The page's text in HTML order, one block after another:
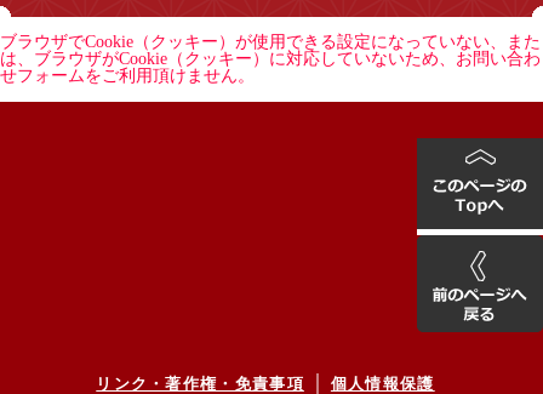
ブラウザでCookie（クッキー）が使用できる設定になっていない、また
は、ブラウザがCookie（クッキー）に対応していないため、お問い合わ
せフォームをご利用頂けません。
リンク・著作権・免責事項 個人情報保護